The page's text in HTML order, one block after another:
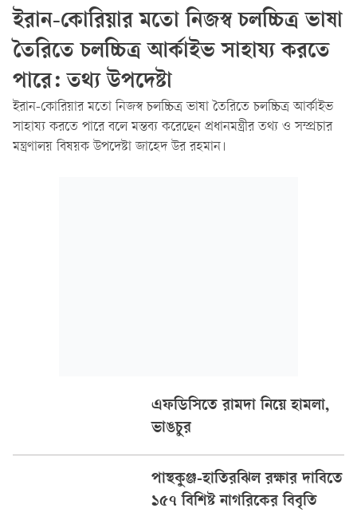
ইরান-কোরিয়ার মতো নিজস্ব চলচ্চিত্র ভাষা
তৈরিতে চলচ্চিত্র আর্কাইভ সাহায্য করতে
পারে: তথ্য উপদেষ্টা
ইরান-কোরিয়ার মতো নিজস্ব চলচ্চিত্র ভাষা তৈরিতে চলচ্চিত্র আর্কাইভ
সাহায্য করতে পারে বলে মন্তব্য করেছেন প্রধানমন্ত্রীর তথ্য ও সম্প্রচার
মন্ত্রণালয় বিষয়ক উপদেষ্টা জাহেদ উর রহমান।
এফডিসিতে রামদা নিয়ে হামলা,
ভাঙচুর
পান্থকুঞ্জ-হাতিরঝিল রক্ষার দাবিতে
১৫৭ বিশিষ্ট নাগরিকের বিবৃতি